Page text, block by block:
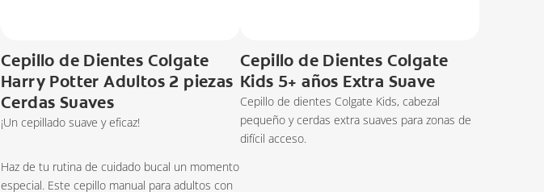
Cepillo de Dientes Colgate
Harry Potter Adultos 2 piezas
Cerdas Suaves
¡Un cepillado suave y eficaz!
Haz de tu rutina de cuidado bucal un momento
especial. Este cepillo manual para adultos con
Cepillo de Dientes Colgate
Kids 5+ años Extra Suave
Cepillo de dientes Colgate Kids, cabezal
pequeño y cerdas extra suaves para zonas de
difícil acceso.